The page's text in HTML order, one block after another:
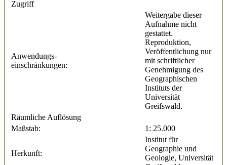
Zugriff
Anwendungs-
einschränkungen:
Weitergabe dieser
Aufnahme nicht
gestattet.
Reproduktion,
Veröffentlichung nur
mit schriftlicher
Genehmigung des
Geographischen
Instituts der
Universität
Greifswald.
Räumliche Auflösung
Maßstab:
1: 25.000
Herkunft:
Institut für
Geographie und
Geologie, Universität